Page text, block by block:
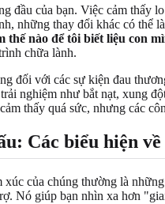
đầu của bạn. Việc cảm
những thay đổi khác có thể
thế nào để tôi biết liệu con
chữa lành.
đối với các sự kiện đau
nghiệm như bắt nạt, xung
thấy quá sức, nhưng các
Các biểu hiện
của chúng thường là
Nó giúp bạn nhìn xa hơn